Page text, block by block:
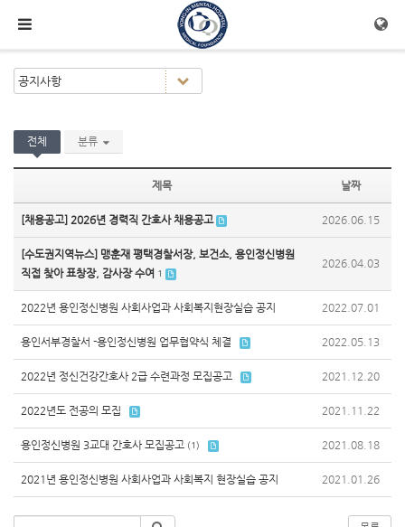
전체 분류
제목 날짜
[채용공고] 2026년 경력직 간호사 채용공고 2026.06.15
[수도권지역뉴스] 맹훈재 평택경찰서장, 보건소, 용인정신병원
직접 찾아 표창장, 감사장 수여 1
2026.04.03
2022년 용인정신병원 사회사업과 사회복지현장실습 공지 2022.07.01
용인서부경찰서 -용인정신병원 업무협약식 체결 2022.05.13
2022년 정신건강간호사 2급 수련과정 모집공고 2021.12.20
2022년도 전공의 모집 2021.11.22
용인정신병원 3교대 간호사 모집공고 (1) 2021.08.18
2021년 용인정신병원 사회사업과 사회복지 현장실습 공지 2021.01.26